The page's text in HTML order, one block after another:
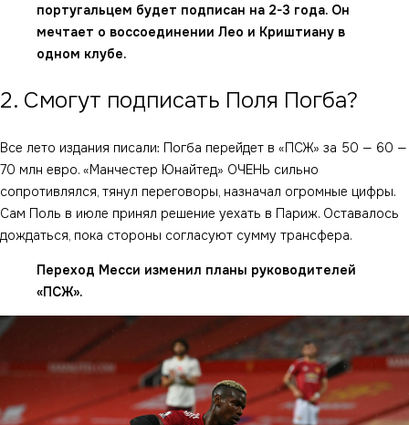
португальцем будет подписан на 2-3 года. Он
мечтает о воссоединении Лео и Криштиану в
одном клубе.
2. Смогут подписать Поля Погба?
Все лето издания писали: Погба перейдет в «ПСЖ» за 50 — 60 —
70 млн евро. «Манчестер Юнайтед» ОЧЕНЬ сильно
сопротивлялся, тянул переговоры, назначал огромные цифры.
Сам Поль в июле принял решение уехать в Париж. Оставалось
дождаться, пока стороны согласуют сумму трансфера.
Переход Месси изменил планы руководителей
«ПСЖ».